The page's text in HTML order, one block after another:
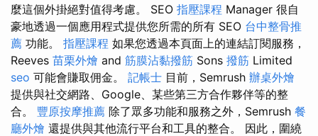
麼這個外掛絕對值得考慮。 SEO 指壓課程 Manager 很自
豪地透過一個應用程式提供您所需的所有 SEO 台中整骨推
薦 功能。 指壓課程 如果您透過本頁面上的連結訂閱服務，
Reeves 苗栗外燴 and 筋膜沾黏撥筋 Sons 撥筋 Limited
seo 可能會賺取佣金。 記帳士 目前，Semrush 辦桌外燴
提供與社交網路、Google、某些第三方合作夥伴等的整
合。 豐原按摩推薦 除了眾多功能和服務之外，Semrush 餐
廳外燴 還提供與其他流行平台和工具的整合。 因此，圍繞